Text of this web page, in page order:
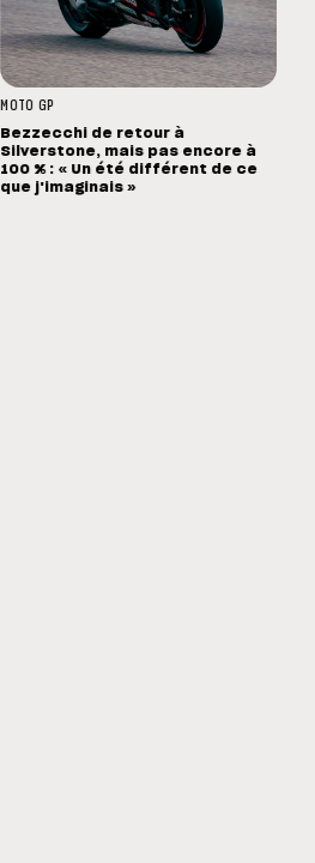
MOTO GP
Bezzecchi de retour à
Silverstone, mais pas encore à
100 % : « Un été différent de ce
que j'imaginais »